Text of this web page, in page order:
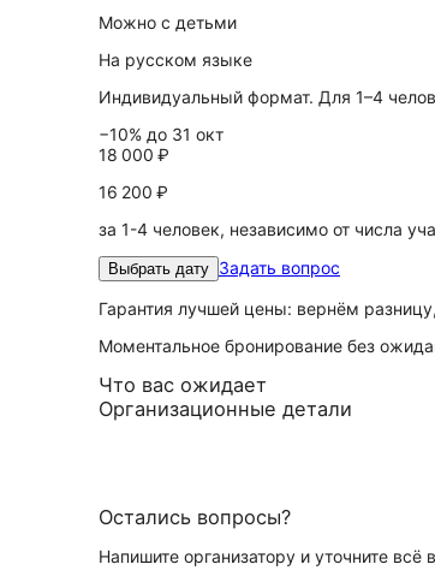
Можно с детьми
На русском языке
Индивидуальный формат. Для 1–4
−10% до 31 окт
18 000 ₽
16 200 ₽
за 1-4 человек, независимо от числа
Выбрать дату Задать вопрос
Гарантия лучшей цены: вернём
Моментальное бронирование без
Что вас ожидает
Организационные детали
Остались вопросы?
Напишите организатору и уточните всё